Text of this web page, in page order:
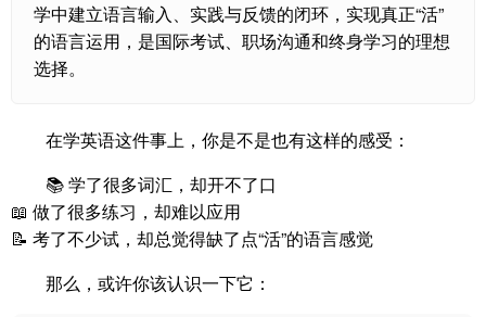
学中建立语言输入、实践与反馈的闭环，实现真正“活”
的语言运用，是国际考试、职场沟通和终身学习的理想
选择。
在学英语这件事上，你是不是也有这样的感受：
📚 学了很多词汇，却开不了口
📖 做了很多练习，却难以应用
📝 考了不少试，却总觉得缺了点“活”的语言感觉
那么，或许你该认识一下它：